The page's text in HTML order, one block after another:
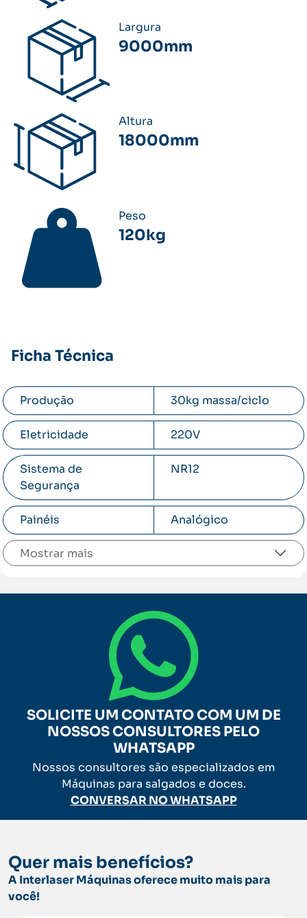
Largura
9000mm
Altura
18000mm
Peso
120kg
Ficha Técnica
Produção 30kg massa/ciclo
Eletricidade 220V
Sistema de
Segurança
NR12
Painéis Analógico
Mostrar
SOLICITE UM CONTATO COM UM DE
NOSSOS CONSULTORES PELO
WHATSAPP
Nossos consultores são especializados em
Máquinas para salgados e doces.
CONVERSAR NO WHATSAPP
Quer mais benefícios?
A Interlaser Máquinas oferece muito mais para
você!